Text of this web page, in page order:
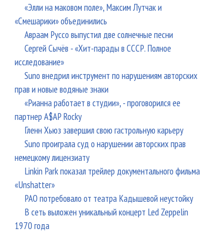
«Элли на маковом поле», Максим Лутчак и
«Смешарики» объединились
Авраам Руссо выпустил две солнечные песни
Сергей Сычёв - «Хит-парады в СССР. Полное
исследование»
Suno внедрил инструмент по нарушениям авторских
прав и новые водяные знаки
«Рианна работает в студии», - проговорился ее
партнер A$AP Rocky
Гленн Хьюз завершил свою гастрольную карьеру
Suno проиграла суд о нарушении авторских прав
немецкому лицензиату
Linkin Park показал трейлер документального фильма
«Unshatter»
РАО потребовало от театра Кадышевой неустойку
В сеть выложен уникальный концерт Led Zeppelin
1970 года